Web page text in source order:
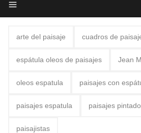
arte del paisaje cuadros de
espátula oleos de paisajes Jean
oleos espatula paisajes con
paisajes espatula paisajes
paisajistas